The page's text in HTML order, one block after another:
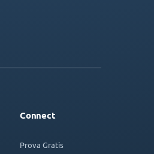
Connect
Prova Gratis